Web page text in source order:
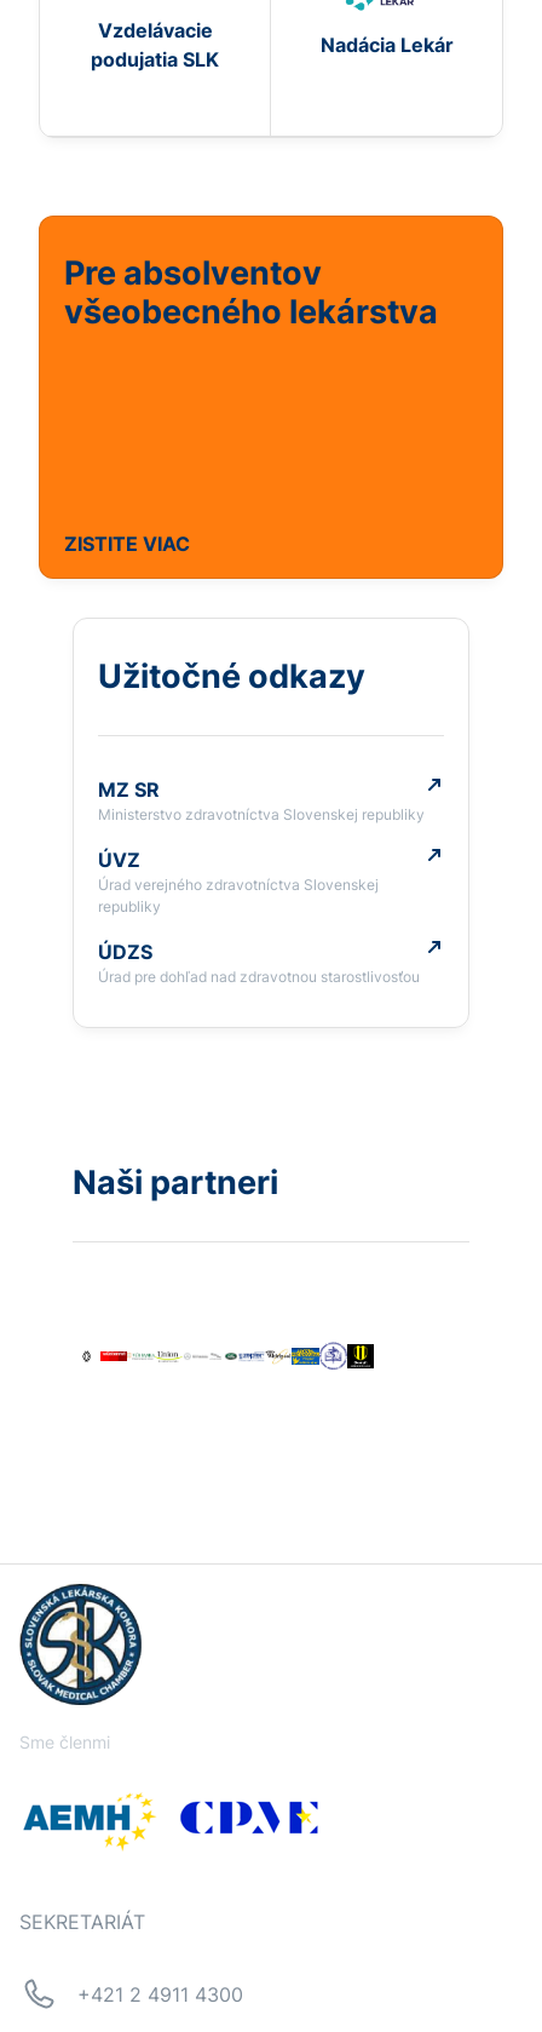
Vzdelávacie
podujatia SLK
Nadácia Lekár
Pre absolventov
všeobecného lekárstva
ZISTITE VIAC
Užitočné odkazy
MZ SR
Ministerstvo zdravotníctva Slovenskej republiky
ÚVZ
Úrad verejného zdravotníctva Slovenskej
republiky
ÚDZS
Úrad pre dohľad nad zdravotnou starostlivosťou
Naši partneri
Sme členmi
SEKRETARIÁT
+421 2 4911 4300